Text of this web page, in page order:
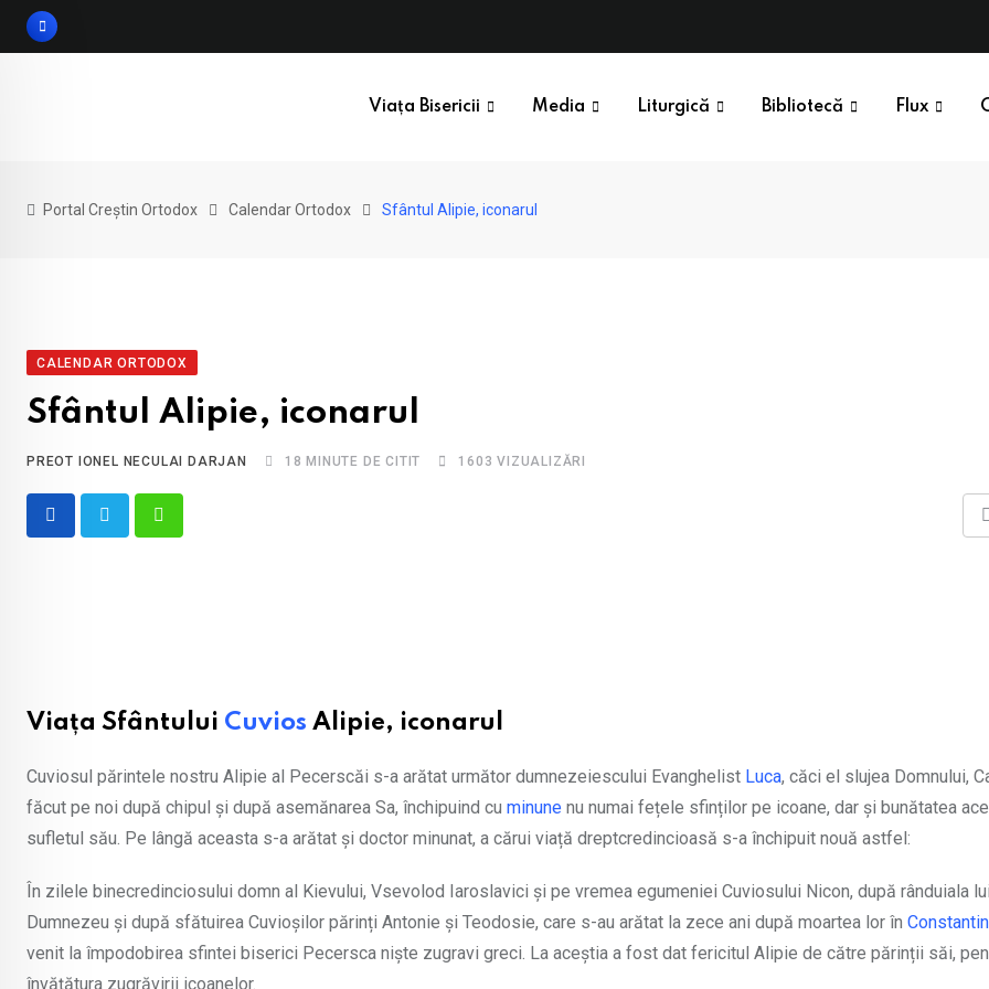
Skip
Viața Bisericii Media Liturgică Bibliotecă Flux
Portal Creștin Ortodox Calendar Ortodox Sfântul Alipie, iconarul
CALENDAR ORTODOX
Sfântul Alipie, iconarul
PREOT IONEL NECULAI DARJAN 18 MINUTE DE CITIT 1603 VIZUALIZĂRI
Whatsapp
Viața Sfântului Cuvios Alipie, iconarul
Cuviosul părintele nostru Alipie al Pecerscăi s-a arătat următor dumnezeiescului Evanghelist Luca, căci el slujea Domnului,
făcut pe noi după chipul și după asemănarea Sa, închipuind cu minune nu numai fețele sfinților pe icoane, dar și bunătatea
sufletul său. Pe lângă aceasta s-a arătat și doctor minunat, a cărui viață dreptcredincioasă s-a închipuit nouă astfel:
În zilele binecredinciosului domn al Kievului, Vsevolod Iaroslavici și pe vremea egumeniei Cuviosului Nicon, după rânduiala lui
Dumnezeu și după sfătuirea Cuvioșilor părinți Antonie și Teodosie, care s-au arătat la zece ani după moartea lor în
venit la împodobirea sfintei biserici Pecersca niște zugravi greci. La aceștia a fost dat fericitul Alipie de către părinții săi,
învățătura zugrăvirii icoanelor.